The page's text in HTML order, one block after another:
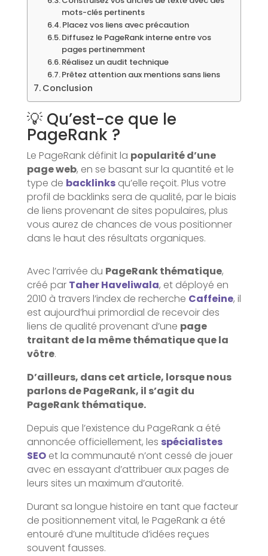
mots-clés pertinents
Placez vos liens avec précaution
Diffusez le PageRank interne entre vos
pages pertinemment
Réalisez un audit technique
Prêtez attention aux mentions sans liens
Conclusion
💡 Qu’est-ce que le
PageRank ?
Le PageRank définit la popularité d’une
page web, en se basant sur la quantité et le
type de backlinksqu’elle reçoit. Plus votre
profil de backlinks sera de qualité, par le biais
de liens provenant de sites populaires, plus
vous aurez de chances de vous positionner
dans le haut des résultats organiques.
Avec l’arrivée du PageRank thématique,
créé par Taher Haveliwala, et déployé en
2010 à travers l’index de recherche Caffeine, il
est aujourd’hui primordial de recevoir des
liens de qualité provenant d’une page
traitant de la même thématique que la
vôtre.
D’ailleurs, dans cet article, lorsque nous
parlons de PageRank, il s’agit du
PageRank thématique.
Depuis que l’existence du PageRank a été
annoncée officiellement, les spécialistes
SEOet la communauté n’ont cessé de jouer
avec en essayant d’attribuer aux pages de
leurs sites un maximum d’autorité.
Durant sa longue histoire en tant que facteur
de positionnement vital, le PageRank a été
entouré d’une multitude d’idées reçues
souvent fausses.